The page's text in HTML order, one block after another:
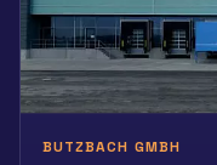
BUTZBACH GMBH